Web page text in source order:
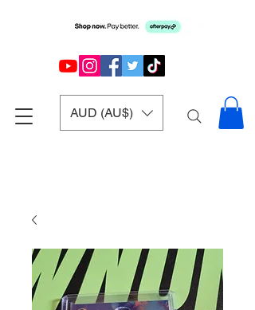
AUD (AU$)